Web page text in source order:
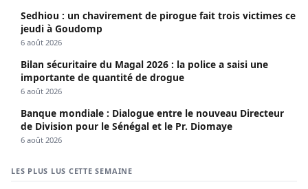
Sedhiou : un chavirement de pirogue fait trois victimes ce
jeudi à Goudomp
6 août 2026
Bilan sécuritaire du Magal 2026 : la police a saisi une
importante de quantité de drogue
6 août 2026
Banque mondiale : Dialogue entre le nouveau Directeur
de Division pour le Sénégal et le Pr. Diomaye
6 août 2026
LES PLUS LUS CETTE SEMAINE